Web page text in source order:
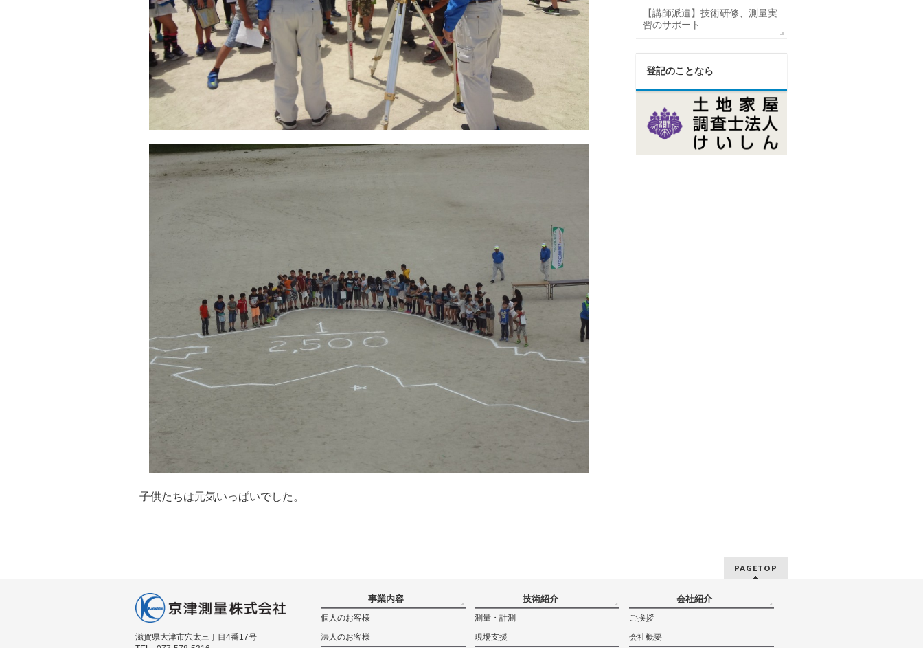
子供たちは元気いっぱいでした。
【講師派遣】技術研修、測量実
習のサポート
登記のことなら
PAGETOP
滋賀県大津市穴太三丁目4番17号
事業内容
個人のお客様
法人のお客様
技術紹介
測量・計測
現場支援
会社紹介
ご挨拶
会社概要